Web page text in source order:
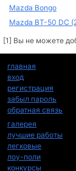
Mazda Bongo
Mazda BT-50 DC
[1] Вы не можете
главная
вход
регистрация
забыл пароль
обратная связь
галерея
лучшие работы
легковые
лоу-поли
конкурсы